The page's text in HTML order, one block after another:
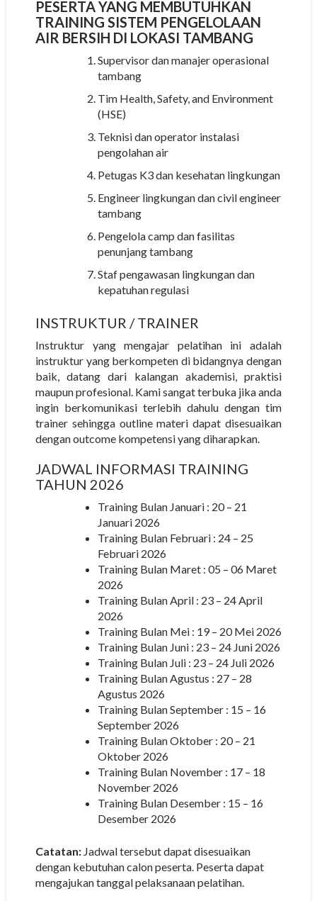
PESERTA YANG MEMBUTUHKAN
TRAINING SISTEM PENGELOLAAN
AIR BERSIH DI LOKASI TAMBANG
Supervisor dan manajer operasional
tambang
Tim Health, Safety, and Environment
(HSE)
Teknisi dan operator instalasi
pengolahan air
Petugas K3 dan kesehatan lingkungan
Engineer lingkungan dan civil engineer
tambang
Pengelola camp dan fasilitas
penunjang tambang
Staf pengawasan lingkungan dan
kepatuhan regulasi
INSTRUKTUR / TRAINER
Instruktur yang mengajar pelatihan ini adalah
instruktur yang berkompeten di bidangnya dengan
baik, datang dari kalangan akademisi, praktisi
maupun profesional. Kami sangat terbuka jika anda
ingin berkomunikasi terlebih dahulu dengan tim
trainer sehingga outline materi dapat disesuaikan
dengan outcome kompetensi yang diharapkan.
JADWAL INFORMASI TRAINING
TAHUN 2026
Training Bulan Januari : 20 – 21
Januari 2026
Training Bulan Februari : 24 – 25
Februari 2026
Training Bulan Maret : 05 – 06 Maret
2026
Training Bulan April : 23 – 24 April
2026
Training Bulan Mei : 19 – 20 Mei 2026
Training Bulan Juni : 23 – 24 Juni 2026
Training Bulan Juli : 23 – 24 Juli 2026
Training Bulan Agustus : 27 – 28
Agustus 2026
Training Bulan September : 15 – 16
September 2026
Training Bulan Oktober : 20 – 21
Oktober 2026
Training Bulan November : 17 – 18
November 2026
Training Bulan Desember : 15 – 16
Desember 2026
Catatan:Jadwal tersebut dapat disesuaikan
dengan kebutuhan calon peserta. Peserta dapat
mengajukan tanggal pelaksanaan pelatihan.